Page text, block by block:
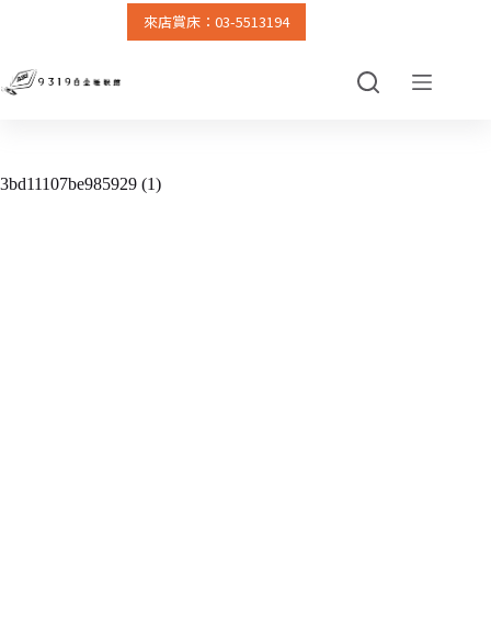
主
來店賞床：03-5513194
3bd11107be985929 (1)